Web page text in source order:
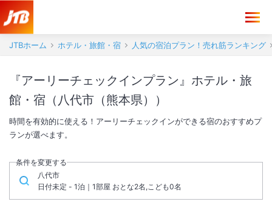
JTBホーム ホテル・旅館・宿 人気の宿泊プラン！売れ筋ランキング
『アーリーチェックインプラン』ホテル・旅
館・宿（八代市（熊本県））
時間を有効的に使える！アーリーチェックインができる宿のおすすめプ
ランが選べます。
条件を変更する
八代市
日付未定 - 1泊｜1部屋 おとな2名,こども0名